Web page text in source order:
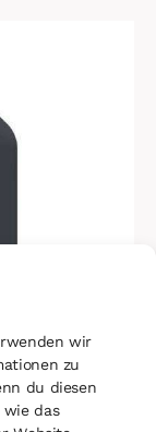
wir
zu
du diesen
wie das